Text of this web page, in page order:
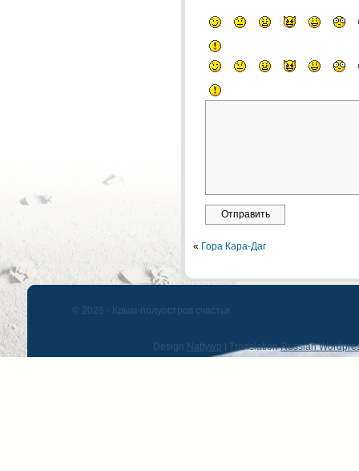
« Гора Кара-Даг
© 2026 - Крым-полуостров счастья.
Design Nattywp | TranslationRussian